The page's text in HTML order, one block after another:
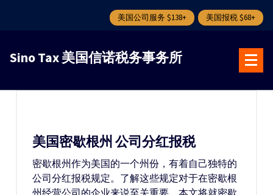
美国公司服务 $138+ 美国报税 $68+
Sino Tax 美国信诺税务事务所
美国密歇根州 公司分红报税
密歇根州作为美国的一个州份，有着自己独特的
公司分红报税规定。了解这些规定对于在密歇根
州经营公司的企业来说至关重要。本文将就密歇